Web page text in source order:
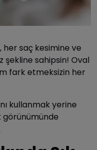
her saç kesimine ve
şekline sahipsin! Oval
fark etmeksizin her
kullanmak yerine
görünümünde